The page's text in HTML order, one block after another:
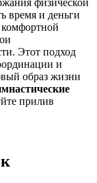
время и деньги
комфортной
Этот подход
и
образ жизни
прилив